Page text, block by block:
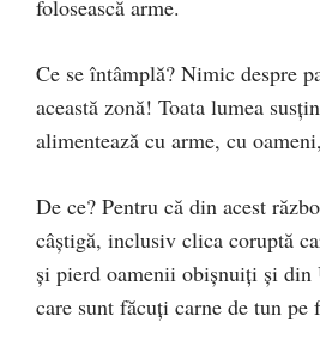
folosească arme.
Ce se întâmplă? Nimic despre
această zonă! Toata lumea
alimentează cu arme, cu
De ce? Pentru că din acest
câștigă, inclusiv clica coruptă
și pierd oamenii obișnuiți și din
care sunt făcuți carne de tun pe